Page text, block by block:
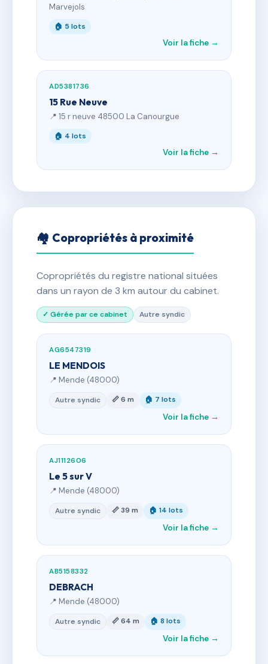
Marvejols
🏠 5 lots
Voir la fiche →
AD5381736
15 Rue Neuve
📍 15 r neuve 48500 La Canourgue
🏠 4 lots
Voir la fiche →
🏘 Copropriétés à proximité
Copropriétés du registre national situées
dans un rayon de 3 km autour du cabinet.
✓ Gérée par ce cabinet Autre syndic
AG6547319
LE MENDOIS
📍 Mende (48000)
Autre syndic 📏 6 m 🏠 7 lots
Voir la fiche →
AJ1112606
Le 5 sur V
📍 Mende (48000)
Autre syndic 📏 39 m 🏠 14 lots
Voir la fiche →
AB5158332
DEBRACH
📍 Mende (48000)
Autre syndic 📏 64 m 🏠 8 lots
Voir la fiche →